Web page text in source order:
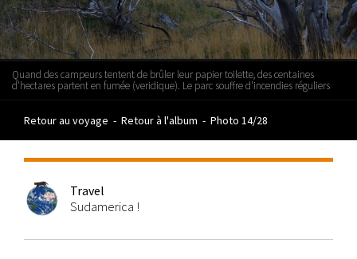
Quand des campeurs tentent de brûler leur papier toilette, des centaines
d'hectares partent en fumée (veridique). Le parc souffre d'incendies réguliers
Retour au voyage - Retour à l'album - Photo 14/28
Travel
Sudamerica !